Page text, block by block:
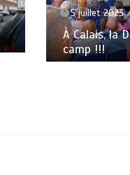
5 juillet 2023
À Calais, la
camp !!!